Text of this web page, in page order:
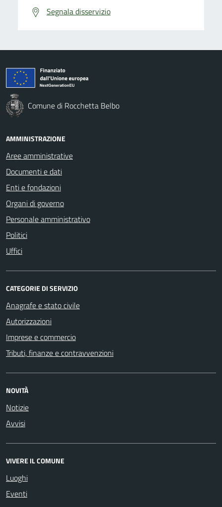
Segnala disservizio
Comune di Rocchetta Belbo
AMMINISTRAZIONE
Aree amministrative
Documenti e dati
Enti e fondazioni
Organi di governo
Personale amministrativo
Politici
Uffici
CATEGORIE DI SERVIZIO
Anagrafe e stato civile
Autorizzazioni
Imprese e commercio
Tributi, finanze e contravvenzioni
NOVITÀ
Notizie
Avvisi
VIVERE IL COMUNE
Luoghi
Eventi